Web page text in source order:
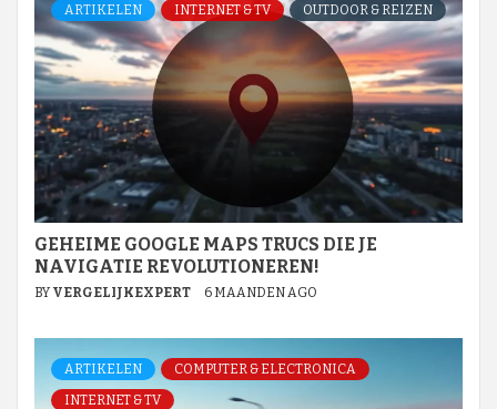
ARTIKELEN INTERNET & TV OUTDOOR & REIZEN
GEHEIME GOOGLE MAPS TRUCS DIE JE
NAVIGATIE REVOLUTIONEREN!
BY VERGELIJKEXPERT 6 MAANDEN AGO
ARTIKELEN
COMPUTER & ELECTRONICA
INTERNET & TV